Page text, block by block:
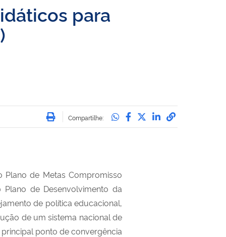
para
Imprimir
Compartilhe: Compartilhe no
Compartilhe no
Compartilhe no
Compartilhe
Plano de Metas Compromisso
de Desenvolvimento da
de política educacional,
de um sistema nacional de
ponto de convergência